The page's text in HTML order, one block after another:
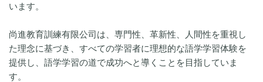
います。
尚進教育訓練有限公司は、専門性、革新性、人間性を重視し
た理念に基づき、すべての学習者に理想的な語学学習体験を
提供し、語学学習の道で成功へと導くことを目指していま
す。